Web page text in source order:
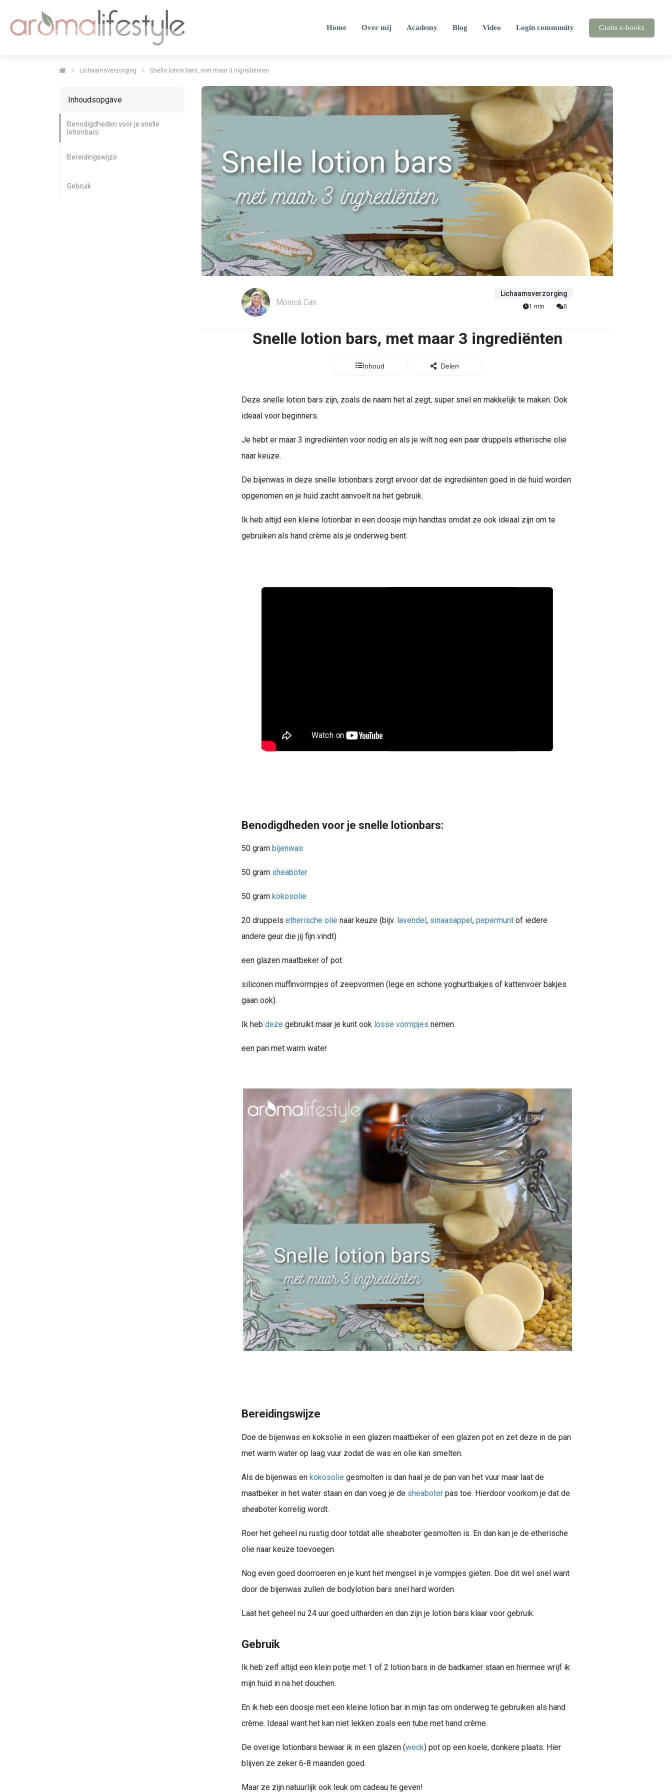
Home Over mij Academy Blog Video Login community Gratis e-books
Lichaamsverzorging Snelle lotion bars, met maar 3 ingrediënten
Inhoudsopgave
Benodigdheden voor je snelle
lotionbars:
Bereidingswijze
Gebruik
Monica Can
Lichaamsverzorging
1 min 0
Snelle lotion bars, met maar 3 ingrediënten
Inhoud Delen
Deze snelle lotion bars zijn, zoals de naam het al zegt, super snel en makkelijk te maken. Ook
ideaal voor beginners.
Je hebt er maar 3 ingrediënten voor nodig en als je wilt nog een paar druppels etherische olie
naar keuze.
De bijenwas in deze snelle lotionbars zorgt ervoor dat de ingrediënten goed in de huid worden
opgenomen en je huid zacht aanvoelt na het gebruik.
Ik heb altijd een kleine lotionbar in een doosje mijn handtas omdat ze ook ideaal zijn om te
gebruiken als hand crème als je onderweg bent.
Benodigdheden voor je snelle lotionbars:
50 gram bijenwas
50 gram sheaboter
50 gram kokosolie
20 druppels etherische olie naar keuze (bijv. lavendel, sinaasappel, pepermunt of iedere
andere geur die jij fijn vindt)
een glazen maatbeker of pot
siliconen muffinvormpjes of zeepvormen (lege en schone yoghurtbakjes of kattenvoer bakjes
gaan ook).
Ik heb deze gebruikt maar je kunt ook losse vormpjes nemen.
een pan met warm water
Bereidingswijze
Doe de bijenwas en koksolie in een glazen maatbeker of een glazen pot en zet deze in de pan
met warm water op laag vuur zodat de was en olie kan smelten.
Als de bijenwas en kokosolie gesmolten is dan haal je de pan van het vuur maar laat de
maatbeker in het water staan en dan voeg je de sheaboter pas toe. Hierdoor voorkom je dat de
sheaboter korrelig wordt.
Roer het geheel nu rustig door totdat alle sheaboter gesmolten is. En dan kan je de etherische
olie naar keuze toevoegen.
Nog even goed doorroeren en je kunt het mengsel in je vormpjes gieten. Doe dit wel snel want
door de bijenwas zullen de bodylotion bars snel hard worden.
Laat het geheel nu 24 uur goed uitharden en dan zijn je lotion bars klaar voor gebruik.
Gebruik
Ik heb zelf altijd een klein potje met 1 of 2 lotion bars in de badkamer staan en hiermee wrijf ik
mijn huid in na het douchen.
En ik heb een doosje met een kleine lotion bar in mijn tas om onderweg te gebruiken als hand
crème. Ideaal want het kan niet lekken zoals een tube met hand crème.
De overige lotionbars bewaar ik in een glazen (weck) pot op een koele, donkere plaats. Hier
blijven ze zeker 6-8 maanden goed.
Maar ze zijn natuurlijk ook leuk om cadeau te geven!